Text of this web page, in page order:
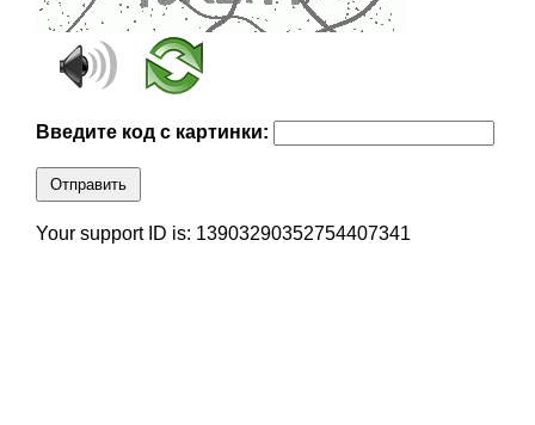
Введите код с картинки:
Отправить
Your support ID is: 13903290352754407341